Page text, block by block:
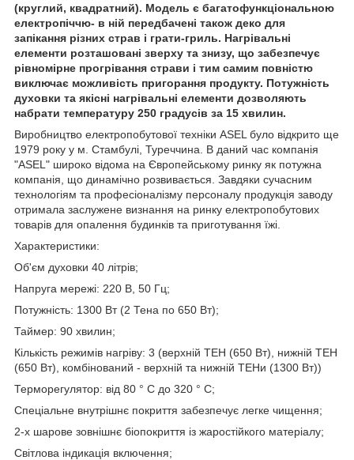
(круглий, квадратний). Модель є багатофункціональною
електропіччю- в ній передбачені також деко для
запікання різних страв і грати-гриль. Нагрівальні
елементи розташовані зверху та знизу, що забезпечує
рівномірне прогрівання страви і тим самим повністю
виключає можливість пригорання продукту. Потужність
духовки та якісні нагрівальні елементи дозволяють
набрати температуру 250 градусів за 15 хвилин.
Виробництво електропобутової техніки ASEL було відкрито ще
1979 року у м. Стамбулі, Туреччина. В даний час компанія
"ASEL" широко відома на Європейському ринку як потужна
компанія, що динамічно розвивається. Завдяки сучасним
технологіям та професіоналізму персоналу продукція заводу
отримала заслужене визнання на ринку електропобутових
товарів для опалення будинків та приготування їжі.
Характеристики:
Об'єм духовки 40 літрів;
Напруга мережі: 220 В, 50 Гц;
Потужність: 1300 Вт (2 Тена по 650 Вт);
Таймер: 90 хвилин;
Кількість режимів нагріву: 3 (верхній ТЕН (650 Вт), нижній ТЕН
(650 Вт), комбінований - верхній та нижній ТЕНи (1300 Вт))
Терморегулятор: від 80 ° С до 320 ° С;
Спеціальне внутрішнє покриття забезпечує легке чищення;
2-х шарове зовнішнє біопокриття із жаростійкого матеріалу;
Світлова індикація включення;